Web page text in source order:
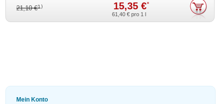
21,10 €1) 15,35 €*
61,40 € pro 1 l
Mein Konto